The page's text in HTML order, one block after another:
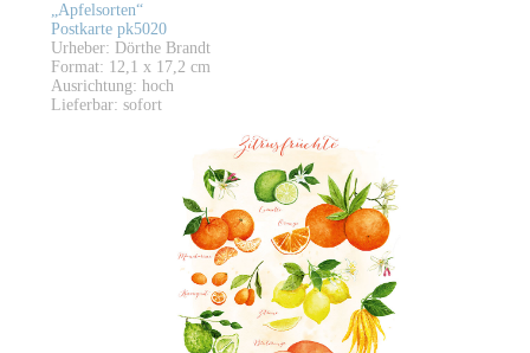
„Apfelsorten“
Postkarte pk5020
Urheber: Dörthe Brandt
Format: 12,1 x 17,2 cm
Ausrichtung: hoch
Lieferbar: sofort